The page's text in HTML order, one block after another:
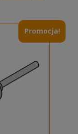
Promocja!